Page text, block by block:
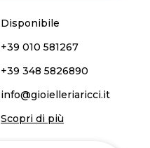
Disponibile
+39 010 581267
+39 348 5826890
info@gioielleriaricci.it
Scopri di più